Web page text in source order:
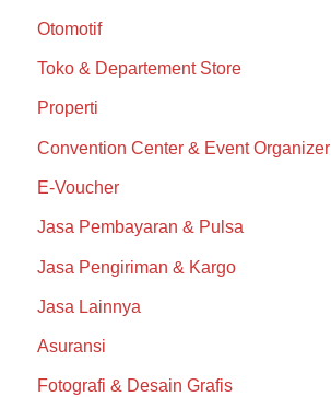
Otomotif
Toko & Departement Store
Properti
Convention Center & Event Organizer
E-Voucher
Jasa Pembayaran & Pulsa
Jasa Pengiriman & Kargo
Jasa Lainnya
Asuransi
Fotografi & Desain Grafis